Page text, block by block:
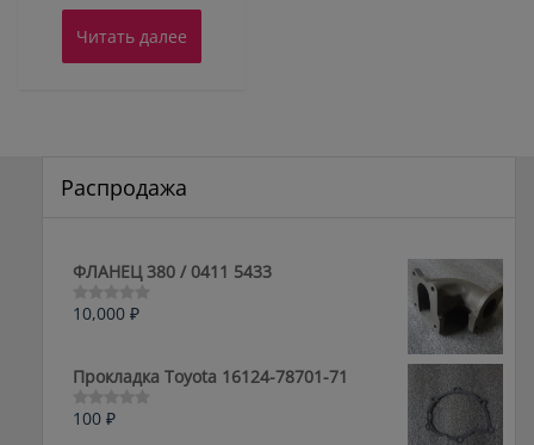
0
5
Читать далее
Распродажа
ФЛАНЕЦ 380 / 0411 5433
Оценка
5
10,000 ₽
Прокладка Toyota 16124-78701-71
Оценка
100 ₽